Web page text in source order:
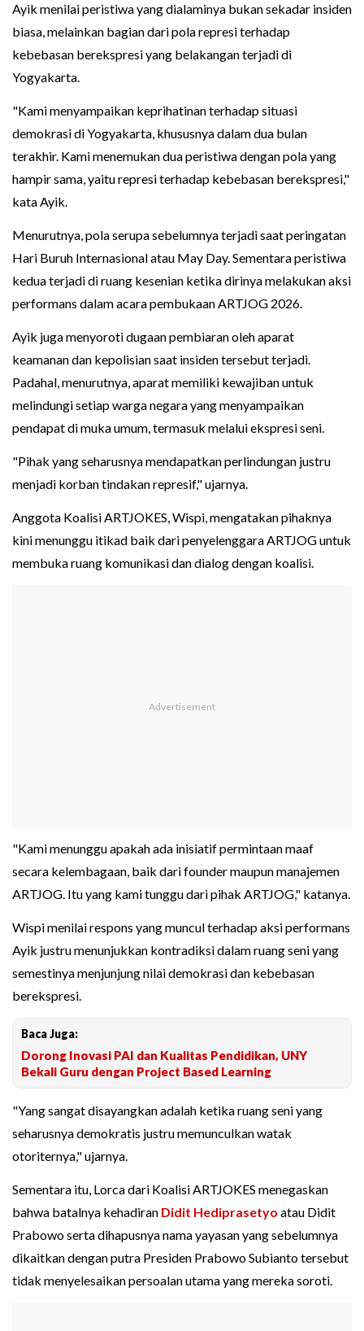
Ayik menilai peristiwa yang dialaminya bukan sekadar insiden
biasa, melainkan bagian dari pola represi terhadap
kebebasan berekspresi yang belakangan terjadi di
Yogyakarta.
"Kami menyampaikan keprihatinan terhadap situasi
demokrasi di Yogyakarta, khususnya dalam dua bulan
terakhir. Kami menemukan dua peristiwa dengan pola yang
hampir sama, yaitu represi terhadap kebebasan berekspresi,"
kata Ayik.
Menurutnya, pola serupa sebelumnya terjadi saat peringatan
Hari Buruh Internasional atau May Day. Sementara peristiwa
kedua terjadi di ruang kesenian ketika dirinya melakukan aksi
performans dalam acara pembukaan ARTJOG 2026.
Ayik juga menyoroti dugaan pembiaran oleh aparat
keamanan dan kepolisian saat insiden tersebut terjadi.
Padahal, menurutnya, aparat memiliki kewajiban untuk
melindungi setiap warga negara yang menyampaikan
pendapat di muka umum, termasuk melalui ekspresi seni.
"Pihak yang seharusnya mendapatkan perlindungan justru
menjadi korban tindakan represif," ujarnya.
Anggota Koalisi ARTJOKES, Wispi, mengatakan pihaknya
kini menunggu itikad baik dari penyelenggara ARTJOG untuk
membuka ruang komunikasi dan dialog dengan koalisi.
"Kami menunggu apakah ada inisiatif permintaan maaf
secara kelembagaan, baik dari founder maupun manajemen
ARTJOG. Itu yang kami tunggu dari pihak ARTJOG," katanya.
Wispi menilai respons yang muncul terhadap aksi performans
Ayik justru menunjukkan kontradiksi dalam ruang seni yang
semestinya menjunjung nilai demokrasi dan kebebasan
berekspresi.
Baca Juga:
Dorong Inovasi PAI dan Kualitas Pendidikan, UNY
Bekali Guru dengan Project Based Learning
"Yang sangat disayangkan adalah ketika ruang seni yang
seharusnya demokratis justru memunculkan watak
otoriternya," ujarnya.
Sementara itu, Lorca dari Koalisi ARTJOKES menegaskan
bahwa batalnya kehadiran Didit Hediprasetyo atau Didit
Prabowo serta dihapusnya nama yayasan yang sebelumnya
dikaitkan dengan putra Presiden Prabowo Subianto tersebut
tidak menyelesaikan persoalan utama yang mereka soroti.